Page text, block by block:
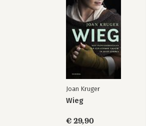
Joan Kruger
Wieg
€ 29,90